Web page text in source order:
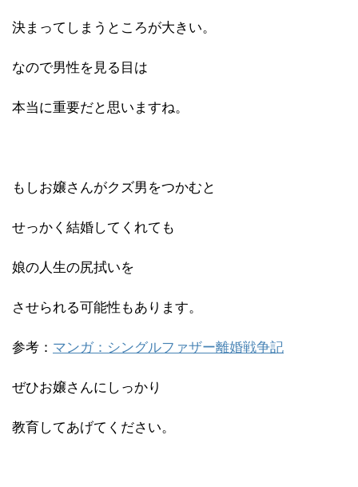
決まってしまうところが大きい。
なので男性を見る目は
本当に重要だと思いますね。
もしお嬢さんがクズ男をつかむと
せっかく結婚してくれても
娘の人生の尻拭いを
させられる可能性もあります。
参考： マンガ：シングルファザー離婚戦争記
ぜひお嬢さんにしっかり
教育してあげてください。